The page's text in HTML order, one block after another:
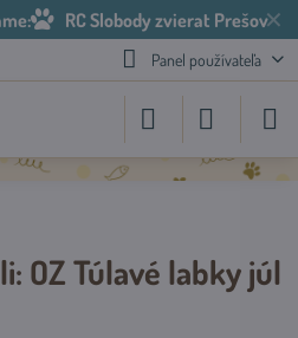
✕
RC Slobody zvierat Prešov
Panel používateľa
OZ Túlavé labky júl